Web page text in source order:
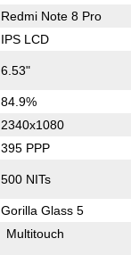
Redmi Note 8 Pro
IPS LCD
6.53"
84.9%
2340x1080
395 PPP
500 NITs
Gorilla Glass 5
Multitouch